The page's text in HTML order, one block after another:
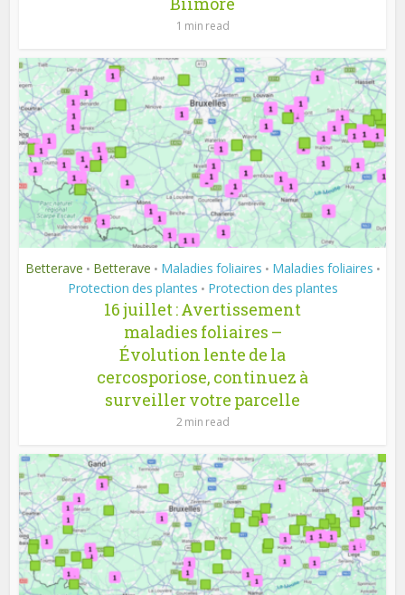
1 min read
Betterave • Betterave • Maladies foliaires • Maladies foliaires •
Protection des plantes • Protection des plantes
16 juillet : Avertissement
maladies foliaires –
Évolution lente de la
cercosporiose, continuez à
surveiller votre parcelle
2 min read